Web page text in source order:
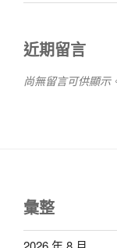
近期留言
尚無留言可供顯示
彙整